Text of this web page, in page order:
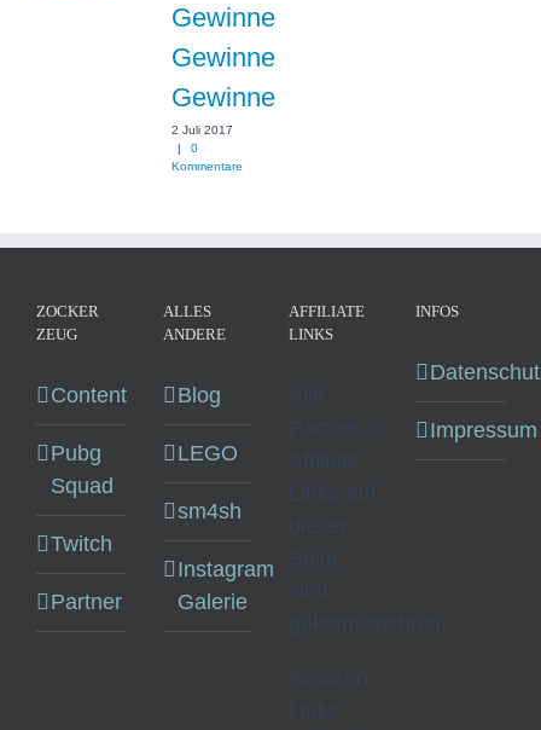
Gewinne
Gewinne
Gewinne
2 Juli 2017
|
0
Kommentare
ZOCKER
ZEUG
Content
Pubg
Squad
Twitch
Partner
ALLES
ANDERE
Blog
LEGO
sm4sh
Instagram
Galerie
AFFILIATE
LINKS
Alle
Partner /
Affiliate
Links auf
dieser
Seite
sind
gekennzeichnet.
Amazon
Links
INFOS
Impressum